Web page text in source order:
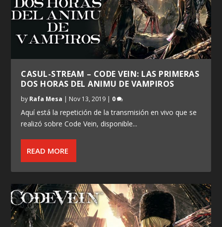
CASUL-STREAM – CODE VEIN: LAS PRIMERAS
DOS HORAS DEL ANIMU DE VAMPIROS
by Rafa Mesa | Nov 13, 2019 | 0
Aquí está la repetición de la transmisión en vivo que se
realizó sobre Code Vein, disponible...
READ MORE